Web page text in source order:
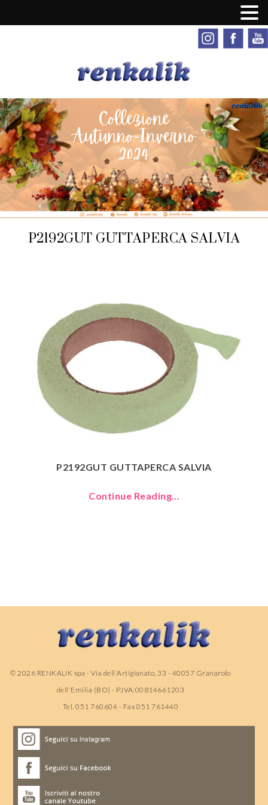
P2192GUT GUTTAPERCA SALVIA
P2192GUT GUTTAPERCA SALVIA
Continue Reading…
©2026 RENKALIK spa - Via dell'Artigianato, 33 - 40057 Granarolo
dell'Emilia (BO) - P.IVA:00814661203
Tel. 051 760604 - Fax 051 761440